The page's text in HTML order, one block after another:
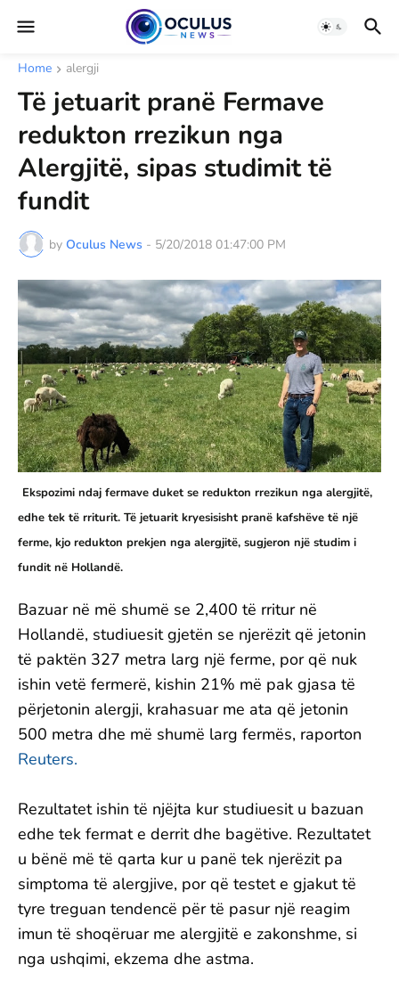
Home alergji
Të jetuarit pranë Fermave
redukton rrezikun nga
Alergjitë, sipas studimit të
fundit
by Oculus News - 5/20/2018 01:47:00 PM
Ekspozimi ndaj fermave duket se redukton rrezikun nga alergjitë,
edhe tek të rriturit. Të jetuarit kryesisisht pranë kafshëve të një
ferme, kjo redukton prekjen nga alergjitë, sugjeron një studim i
fundit në Hollandë.
Bazuar në më shumë se 2,400 të rritur në
Hollandë, studiuesit gjetën se njerëzit që jetonin
të paktën 327 metra larg një ferme, por që nuk
ishin vetë fermerë, kishin 21% më pak gjasa të
përjetonin alergji, krahasuar me ata që jetonin
500 metra dhe më shumë larg fermës, raporton
Reuters.
Rezultatet ishin të njëjta kur studiuesit u bazuan
edhe tek fermat e derrit dhe bagëtive. Rezultatet
u bënë më të qarta kur u panë tek njerëzit pa
simptoma të alergjive, por që testet e gjakut të
tyre treguan tendencë për të pasur një reagim
imun të shoqëruar me alergjitë e zakonshme, si
nga ushqimi, ekzema dhe astma.